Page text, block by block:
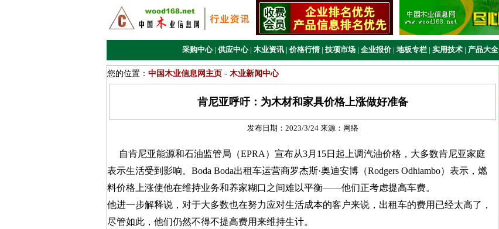
采购中心 | 供应中心 | 木业资讯 | 价格行情 | 技项市场 | 企业报价 | 地板专栏 | 实用技术 | 产品大全
您的位置： 中国木业信息网主页 - 木业新闻中心
肯尼亚呼吁：为木材和家具价格上涨做好准备
发布日期： 2023/3/24来源： 网络
自肯尼亚能源和石油监管局（EPRA）宣布从3月15日起上调汽油价格，大多数肯尼亚家庭
表示生活受到影响。Boda Boda出租车运营商罗杰斯·奥迪安博（Rodgers Odhiambo）表示，燃
料价格上涨使他在维持业务和养家糊口之间难以平衡——他们正考虑提高车费。
他进一步解释说，对于大多数也在努力应对生活成本的客户来说，出租车的费用已经太高了，
尽管如此，他们仍然不得不提高费用来维持生计。